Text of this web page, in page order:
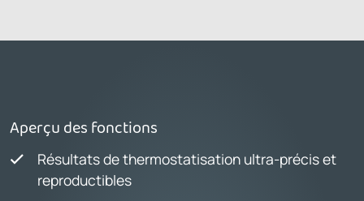
Aperçu des fonctions
Résultats de thermostatisation ultra-précis et
reproductibles